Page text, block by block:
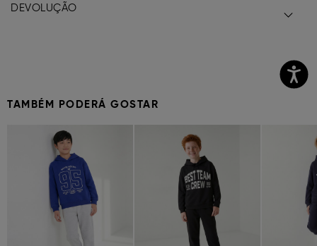
DEVOLUÇÃO
TAMBÉM PODERÁ GOSTAR